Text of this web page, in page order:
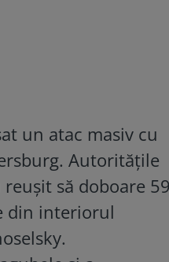
un atac masiv cu
Autoritățile
să doboare 59
din interiorul